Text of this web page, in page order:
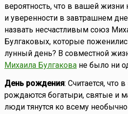
вероятность, что в вашей жизни
и уверенности в завтрашнем
назвать несчастливым союз
Булгаковых, которые
лунный день? В совместной
Михаила Булгаковане было ни
День рождения: Считается, что
рождаются богатыри, святые и
люди тянутся ко всему